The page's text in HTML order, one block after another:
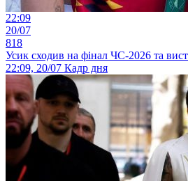
22:09
20/07
818
Усик сходив на фінал ЧС-2026 та
22:09, 20/07 Кадр дня